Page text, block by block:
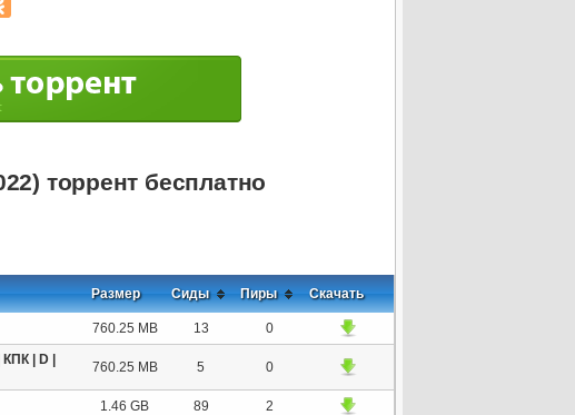
торрент бесплатно
Размер Сиды Пиры Скачать
760.25 MB 13
0
КПК | D |
760.25 MB 5 0
1.46 GB 89
2